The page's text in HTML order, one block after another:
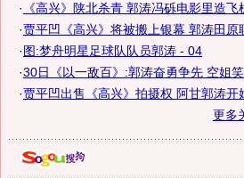
· 《高兴》陕北杀青 郭涛冯砾电影里造飞
·贾平凹《高兴》将被搬上银幕 郭涛田原
·图:梦舟明星足球队队员郭涛 - 04
·30日《以一敌百》:郭涛奋勇争先 空姐
·贾平凹出售《高兴》拍摄权 阿甘郭涛开
更多